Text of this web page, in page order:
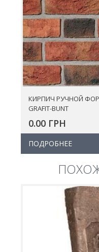
КИРПИЧ РУЧНОЙ
GRAFIT-BUNT
0.00 ГРН
ПОДРОБНЕЕ